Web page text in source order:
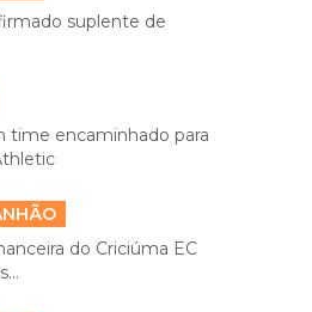
suplente de
time encaminhado para
do Criciúma EC